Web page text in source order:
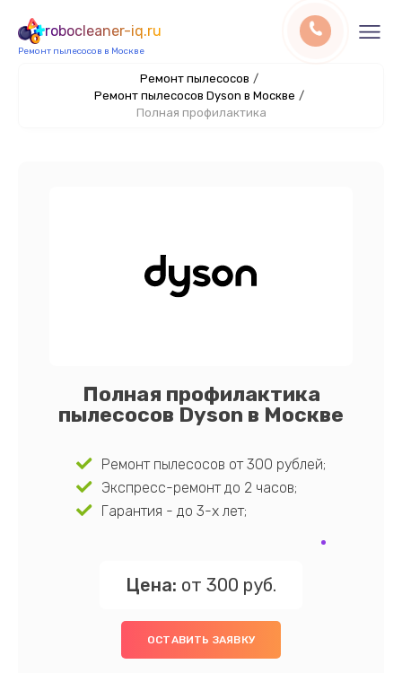
robocleaner-iq.ru
Ремонт пылесосов в Москве
Ремонт пылесосов /
Ремонт пылесосов Dyson в Москве /
Полная профилактика
Полная профилактика
пылесосов Dyson в Москве
Ремонт пылесосов от 300 рублей;
Экспресс-ремонт до 2 часов;
Гарантия - до 3-х лет;
Цена: от 300 руб.
ОСТАВИТЬ ЗАЯВКУ